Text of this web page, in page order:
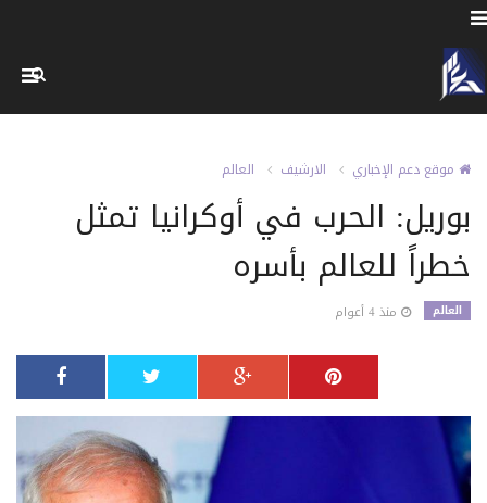
موقع دعم الإخباري الارشيف العالم
بوريل: الحرب في أوكرانيا تمثل
خطراً للعالم بأسره
العالم منذ 4 أعوام